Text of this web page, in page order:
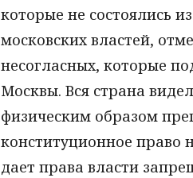
которые не состоялись
московских властей,
несогласных, которые
Москвы. Вся страна
физическим образом
конституционное право
дает права власти